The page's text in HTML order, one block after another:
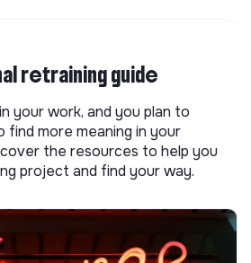
retraining guide
your work, and you plan to
more meaning in your
the resources to help you
project and find your way.